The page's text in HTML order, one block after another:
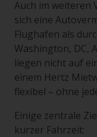
Auch im weiteren
sich eine
Flughafen als
Washington, DC,
liegen nicht auf
einem Hertz
flexibel – ohne
Einige zentrale
kurzer Fahrzeit: